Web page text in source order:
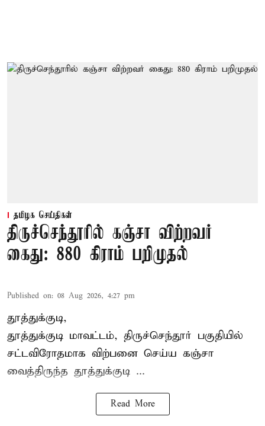
தமிழக செய்திகள்
திருச்செந்தூரில் கஞ்சா விற்றவர்
கைது: 880 கிராம் பறிமுதல்
Published on: 08 Aug 2026, 4:27 pm
தூத்துக்குடி,
தூத்துக்குடி மாவட்டம், திருச்செந்தூர் பகுதியில்
சட்டவிரோதமாக விற்பனை செய்ய கஞ்சா
வைத்திருந்த தூத்துக்குடி ...
Read More